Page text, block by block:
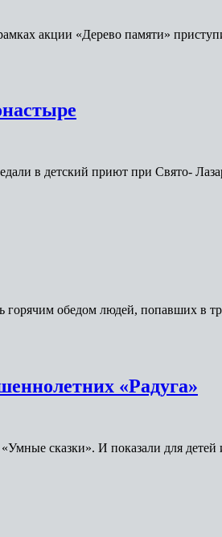
акции «Дерево памяти»
в детский приют при Свято-
горячим обедом людей, попавших в
«Радуга»
сказки». И показали для